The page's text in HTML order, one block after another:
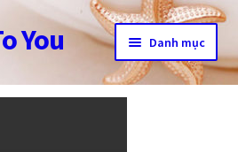
You Danh mục